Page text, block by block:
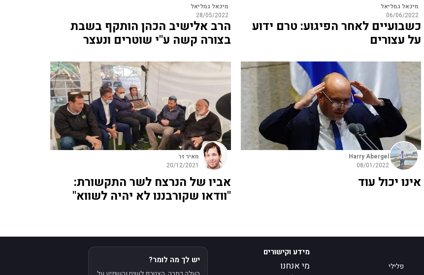
מיכאל גמליאל
06/06/2022
כשבועיים לאחר הפיגוע: טרם ידוע
על עצורים
מיכאל גמליאל
28/05/2022
הרב אלישיב הכהן הותקף בשבת
בצורה קשה ע"י שוטרים ונעצר
Harry Abergel
08/01/2022
אינו יכול עוד
מאיר זר
20/12/2021
אביו של הנרצח לשר התקשורת:
"וודאו שקורבננו לא יהיה לשווא"
פלילי
מידע וקישורים
מי אנחנו
יש לך מה לומר?